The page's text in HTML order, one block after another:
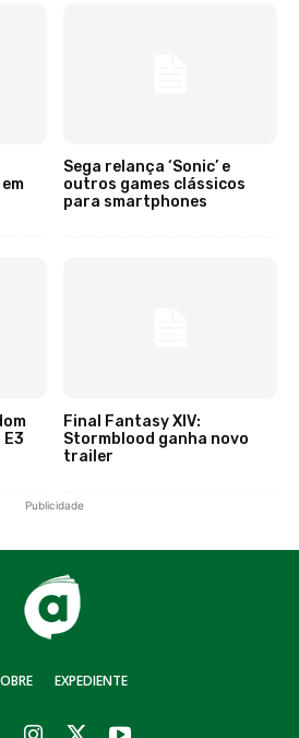
Sega relança ‘Sonic’ e
outros games clássicos
para smartphones
Final Fantasy XIV:
Stormblood ganha novo
trailer
Publicidade
EXPEDIENTE